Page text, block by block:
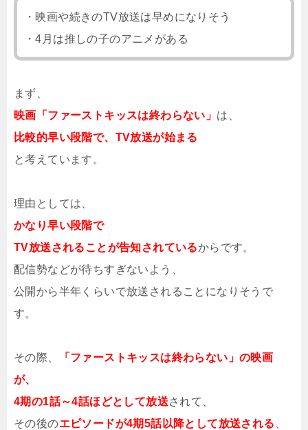
・映画や続きのTV放送は早めになりそう
・4月は推しの子のアニメがある
まず、
映画「ファーストキッスは終わらない」 は、
比較的早い段階で、TV放送が始まる
と考えています。
理由としては、
かなり早い段階で
TV放送されることが告知されているからです。
配信勢などが待ちすぎないよう、
公開から半年くらいで放送されることになりそうで
す。
その際、
「ファーストキッスは終わらない」の映画
が、
4期の1話～4話ほどとして放送されて、
その後のエピソードが4期5話以降として放送される